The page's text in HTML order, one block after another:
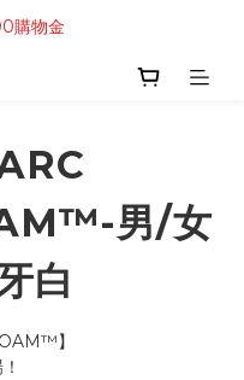
購物金
男/女
白
】